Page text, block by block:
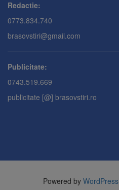
Redactie:
0773.834.740
brasovstiri@gmail.com
Publicitate:
0743.519.669
publicitate [@] brasovstiri.ro
Powered by WordPress